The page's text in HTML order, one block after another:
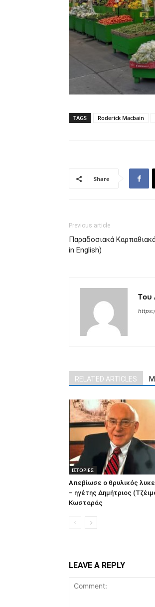
TAGS Roderick Macbain
Share
Previous article
Παραδοσιακά
in English)
Του
RELATED ARTICLES
ΙΣΤΟΡΙΕΣ
Απεβίωσε ο θρυλικός
– ηγέτης Δημήτριος
Κωσταράς
LEAVE A REPLY